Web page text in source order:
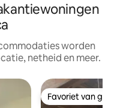
worden
netheid en meer.
Favoriet van
Favoriet van